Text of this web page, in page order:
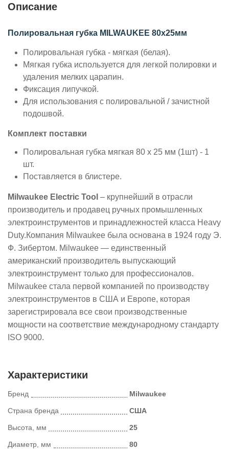
Описание
Полировальная губка MILWAUKEE 80х25мм
Полировальная губка - мягкая (белая).
Мягкая губка используется для легкой полировки и
удаления мелких царапин.
Фиксация липучкой.
Для использования с полировальной / зачистной
подошвой.
Комплект поставки
Полировальная губка мягкая 80 x 25 мм (1шт) - 1
шт.
Поставляется в блистере.
Milwaukee Electric Tool – крупнейший в отрасли
производитель и продавец ручных промышленных
электроинструментов и принадлежностей класса Heavy
Duty.Компания Milwaukee была основана в 1924 году Э.
Ф. Зибертом. Milwaukee — единственный
американский производитель выпускающий
электроинструмент только для профессионалов.
Milwaukee стала первой компанией по производству
электроинструментов в США и Европе, которая
зарегистрировала все свои производственные
мощности на соответствие международному стандарту
ISO 9000.
Характеристики
Бренд Milwaukee
Страна бренда США
Высота, мм 25
Диаметр, мм 80